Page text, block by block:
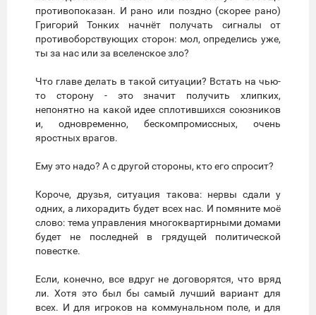
противопоказан. И рано или поздно (скорее рано)
Григорий Тонких начнёт получать сигналы от
противоборствующих сторон: мол, определись уже,
ты за нас или за вселенское зло?
Что главе делать в такой ситуации? Встать на чью-
то сторону - это значит получить хлипких,
непонятно на какой идее сплотившихся союзников
и, одновременно, бескомпромиссных, очень
яростных врагов.
Ему это надо? А с другой стороны, кто его спросит?
Короче, друзья, ситуация такова: нервы сдали у
одних, а лихорадить будет всех нас. И помяните моё
слово: тема управления многоквартирными домами
будет не последней в грядущей политической
повестке.
Если, конечно, все вдруг не договорятся, что вряд
ли. Хотя это был бы самый лучший вариант для
всех. И для игроков на коммунальном поле, и для